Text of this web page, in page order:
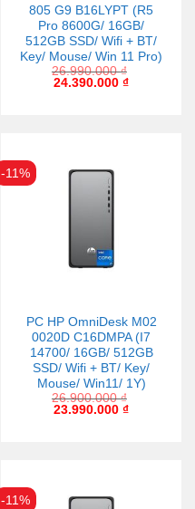
805 G9 B16LYPT (R5
Pro 8600G/ 16GB/
512GB SSD/ Wifi + BT/
Key/ Mouse/ Win 11 Pro)
26.990.000₫
24.390.000 ₫
-11%
PC HP OmniDesk M02
0020D C16DMPA (I7
14700/ 16GB/ 512GB
SSD/ Wifi + BT/ Key/
Mouse/ Win11/ 1Y)
26.900.000₫
23.990.000 ₫
-11%